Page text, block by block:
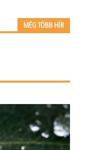
MÉG TÖBB HÍR